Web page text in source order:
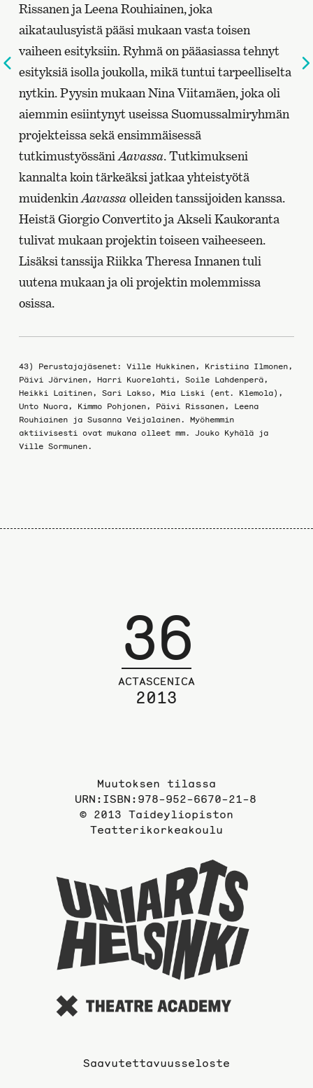
Rissanen ja Leena Rouhiainen, joka
aikataulusyistä pääsi mukaan vasta toisen
vaiheen esityksiin. Ryhmä on pääasiassa tehnyt
esityksiä isolla joukolla, mikä tuntui tarpeelliselta
nytkin. Pyysin mukaan Nina Viitamäen, joka oli
aiemmin esiintynyt useissa Suomussalmiryhmän
projekteissa sekä ensimmäisessä
tutkimustyössäniAavassa. Tutkimukseni
kannalta koin tärkeäksi jatkaa yhteistyötä
muidenkinAavassaolleiden tanssijoiden kanssa.
Heistä Giorgio Convertito ja Akseli Kaukoranta
tulivat mukaan projektin toiseen vaiheeseen.
Lisäksi tanssija Riikka Theresa Innanen tuli
uutena mukaan ja oli projektin molemmissa
osissa.
43) Perustajajäsenet: Ville Hukkinen, Kristiina Ilmonen,
Päivi Järvinen, Harri Kuorelahti, Soile Lahdenperä,
Heikki Laitinen, Sari Lakso, Mia Liski (ent. Klemola),
Unto Nuora, Kimmo Pohjonen, Päivi Rissanen, Leena
Rouhiainen ja Susanna Veijalainen. Myöhemmin
aktiivisesti ovat mukana olleet mm. Jouko Kyhälä ja
Ville Sormunen.
sivulle
36
ACTASCENICA
2013
Muutoksen tilassa
URN:ISBN:978-952-6670-21-8
© 2013 Taideyliopiston
Teatterikorkeakoulu
Saavutettavuusseloste